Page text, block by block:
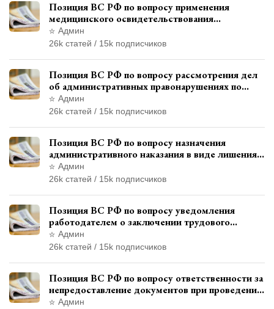
Позиция ВС РФ по вопросу применения
медицинского освидетельствования
военнослужащих при увольнении с военной
службы
Админ
26k статей / 15k подписчиков
Позиция ВС РФ по вопросу рассмотрения дел
об административных правонарушениях по
месту жительства и сроков давности
привлечения к ответственности
Админ
26k статей / 15k подписчиков
Позиция ВС РФ по вопросу назначения
административного наказания в виде лишения
права управления транспортными средствами
Админ
26k статей / 15k подписчиков
Позиция ВС РФ по вопросу уведомления
работодателем о заключении трудового
договора с бывшим государственным
служащим
Админ
26k статей / 15k подписчиков
Позиция ВС РФ по вопросу ответственности за
непредоставление документов при проведении
контроля и надзора
Админ